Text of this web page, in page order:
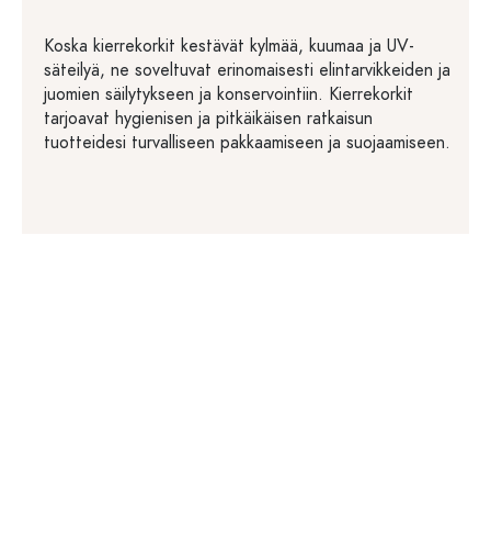
Koska kierrekorkit kestävät kylmää, kuumaa ja UV-
säteilyä, ne soveltuvat erinomaisesti elintarvikkeiden ja
juomien säilytykseen ja konservointiin. Kierrekorkit
tarjoavat hygienisen ja pitkäikäisen ratkaisun
tuotteidesi turvalliseen pakkaamiseen ja suojaamiseen.